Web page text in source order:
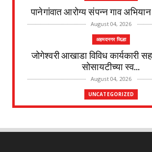
पानेगांवात आरोग्य संपन्न गाव
August 04, 2026
अहमदनगर जिल्हा
जोगेश्वरी आखाडा विविध कार्यकारी
सोसायटीच्या स्व...
August 04, 2026
UNCATEGORIZED
देवळाली प्रवराच्या शेटेवाडी येथील
August 04, 2026